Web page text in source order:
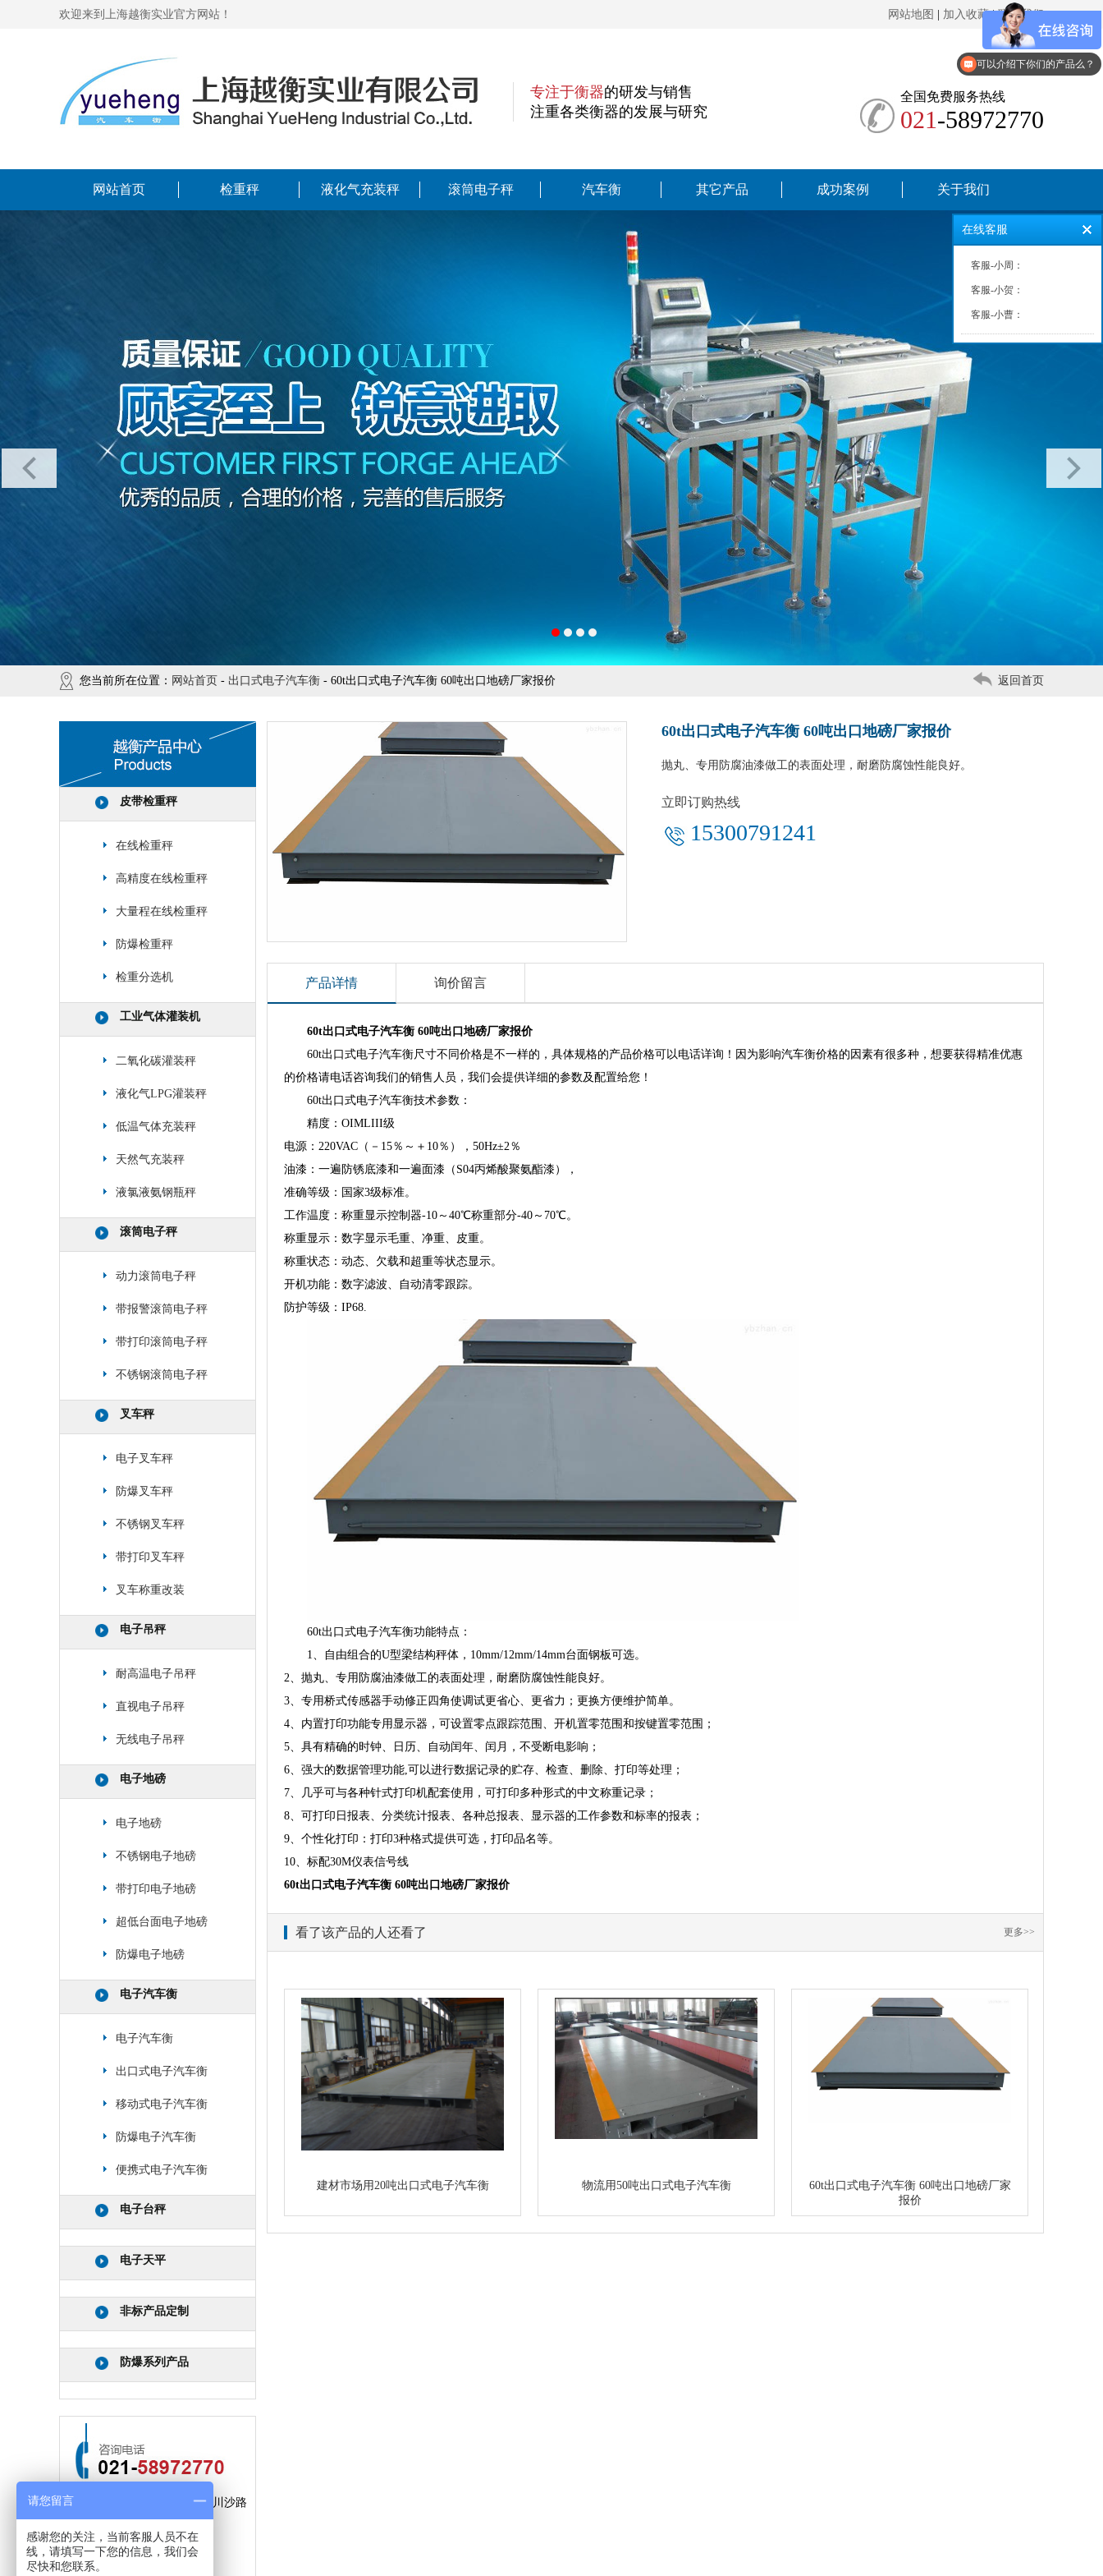
欢迎来到上海越衡实业官方网站！ 网站地图 加入收藏|联系我们
专注于衡器的研发与销售
注重各类衡器的发展与研究
全国免费服务热线
021-58972770
网站首页 检重秤 液化气充装秤 滚筒电子秤 汽车衡 其它产品 成功案例 关于我们
您当前所在位置： 网站首页 - 出口式电子汽车衡 - 60t出口式电子汽车衡 60吨出口地磅厂家报价 返回首页
皮带检重秤
在线检重秤
高精度在线检重秤
大量程在线检重秤
防爆检重秤
检重分选机
工业气体灌装机
二氧化碳灌装秤
液化气LPG灌装秤
低温气体充装秤
天然气充装秤
液氯液氨钢瓶秤
滚筒电子秤
动力滚筒电子秤
带报警滚筒电子秤
带打印滚筒电子秤
不锈钢滚筒电子秤
叉车秤
电子叉车秤
防爆叉车秤
不锈钢叉车秤
带打印叉车秤
叉车称重改装
电子吊秤
耐高温电子吊秤
直视电子吊秤
无线电子吊秤
电子地磅
电子地磅
不锈钢电子地磅
带打印电子地磅
超低台面电子地磅
防爆电子地磅
电子汽车衡
电子汽车衡
出口式电子汽车衡
移动式电子汽车衡
防爆电子汽车衡
便携式电子汽车衡
电子台秤
电子天平
非标产品定制
防爆系列产品
公司地址：上海市浦东新区川沙路
手机：15300791241
60t出口式电子汽车衡 60吨出口地磅厂家报价
抛丸、专用防腐油漆做工的表面处理，耐磨防腐蚀性能良好。
立即订购热线
15300791241​
产品详情 询价留言
60t出口式电子汽车衡 60吨出口地磅厂家报价
60t出口式电子汽车衡尺寸不同价格是不一样的，具体规格的产品价格可以电话详询！因为影响汽车衡价格的因素有很多种，想要获得精准优惠
的价格请电话咨询我们的销售人员，我们会提供详细的参数及配置给您！
60t出口式电子汽车衡技术参数：
精度：OIMLIII级
电源：220VAC（－15％～＋10％），50Hz±2％
油漆：一遍防锈底漆和一遍面漆（S04丙烯酸聚氨酯漆），
准确等级：国家3级标准。
工作温度：称重显示控制器-10～40℃称重部分-40～70℃。
称重显示：数字显示毛重、净重、皮重。
称重状态：动态、欠载和超重等状态显示。
开机功能：数字滤波、自动清零跟踪。
防护等级：IP68.
60t出口式电子汽车衡功能特点：
1、自由组合的U型梁结构秤体，10mm/12mm/14mm台面钢板可选。
2、抛丸、专用防腐油漆做工的表面处理，耐磨防腐蚀性能良好。
3、专用桥式传感器手动修正四角使调试更省心、更省力；更换方便维护简单。
4、内置打印功能专用显示器，可设置零点跟踪范围、开机置零范围和按键置零范围；
5、具有精确的时钟、日历、自动闰年、闰月，不受断电影响；
6、强大的数据管理功能,可以进行数据记录的贮存、检查、删除、打印等处理；
7、几乎可与各种针式打印机配套使用，可打印多种形式的中文称重记录；
8、可打印日报表、分类统计报表、各种总报表、显示器的工作参数和标率的报表；
9、个性化打印：打印3种格式提供可选，打印品名等。
10、标配30M仪表信号线
60t出口式电子汽车衡 60吨出口地磅厂家报价
更多>>
看了该产品的人还看了
建材市场用20吨出口式电子汽车衡 物流用50吨出口式电子汽车衡
60t出口式电子汽车衡 60吨出口地磅厂家
报价
在线客服
客服-小周：
客服-小贺：
客服-小曹：
你们是怎么收费的呢？
请您留言
感谢您的关注，当前客服人员不在
线，请填写一下您的信息，我们会
尽快和您联系。